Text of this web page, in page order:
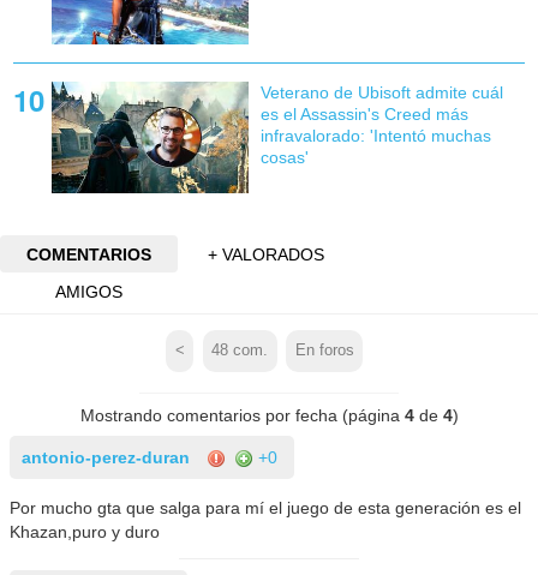
Veterano de Ubisoft admite cuál
es el Assassin's Creed más
infravalorado: 'Intentó muchas
cosas'
COMENTARIOS
+ VALORADOS
AMIGOS
< 48 com. En foros
Mostrando comentarios por fecha (página 4de 4)
antonio-perez-duran +0
Por mucho gta que salga para mí el juego de esta generación es el
Khazan,puro y duro